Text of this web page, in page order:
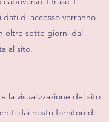
dati di accesso verranno
oltre sette giorni dal
al sito.
la visualizzazione del sito
dai nostri fornitori di